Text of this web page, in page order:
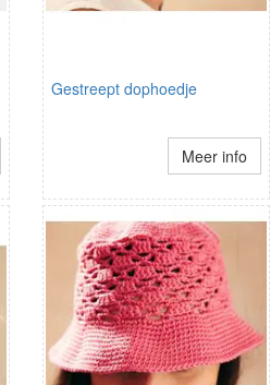
Gestreept dophoedje
Meer info